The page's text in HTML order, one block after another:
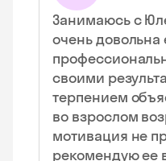
Занимаюсь с
очень довольна
своими
терпением
во взрослом
мотивация не
рекомендую ее